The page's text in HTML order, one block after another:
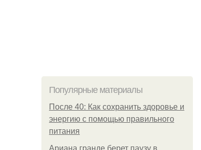
Популярные материалы
После 40: Как сохранить здоровье и
энергию с помощью правильного
питания
Ариана гранде берет паузу в